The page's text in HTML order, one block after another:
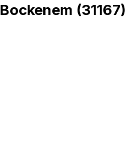
Bockenem (31167)